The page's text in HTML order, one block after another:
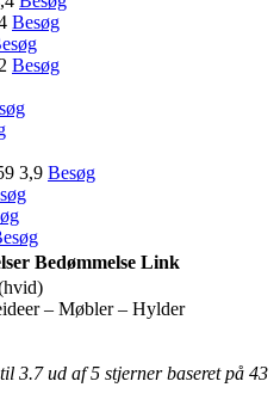
Besøg
Besøg
3,9 Besøg
Bedømmelse Link
– Møbler – Hylder
3.7 ud af 5 stjerner baseret på 43